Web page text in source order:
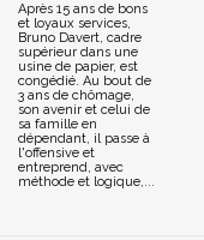
Après 15 ans de bons
et loyaux services,
Bruno Davert, cadre
supérieur dans une
usine de papier, est
congédié. Au bout de
3 ans de chômage,
son avenir et celui de
sa famille en
dépendant, il passe à
l'offensive et
entreprend, avec
méthode et logique,...